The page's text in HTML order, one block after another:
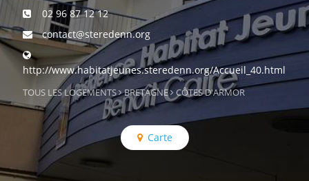
02 96 87 12 12
contact@steredenn.org
http://www.habitatjeunes.steredenn.org/Accueil_40.html
TOUS LES LOGEMENTS BRETAGNE CÔTES D'ARMOR
Carte